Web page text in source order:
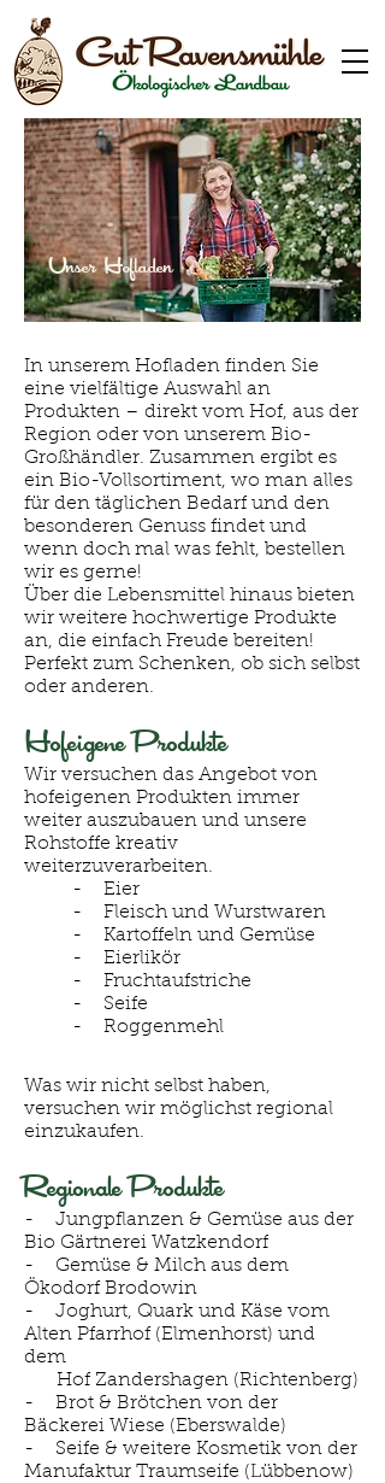
Unser Hofladen
In unserem Hofladen finden Sie
eine vielfältige Auswahl an
Produkten – direkt vom Hof, aus der
Region oder von unserem Bio-
Großhändler. Zusammen ergibt es
ein Bio-Vollsortiment, wo man alles
für den täglichen Bedarf und den
besonderen Genuss findet und
wenn doch mal was fehlt, bestellen
wir es gerne!
Über die Lebensmittel hinaus bieten
wir weitere hochwertige Produkte
an, die einfach Freude bereiten!
Perfekt zum Schenken, ob sich selbst
oder anderen.
Hofeigene Produkte
Wir versuchen das Angebot von
hofeigenen Produkten immer
weiter auszubauen und unsere
Rohstoffe kreativ
weiterzuverarbeiten.
- Eier
- Fleisch und Wurstwaren
- Kartoffeln und Gemüse
- Eierlikör
- Fruchtaufstriche
- Seife
- Roggenmehl
Was wir nicht selbst haben,
versuchen wir möglichst regional
einzukaufen.
Regionale Produkte
- Jungpflanzen & Gemüse aus der
Bio Gärtnerei Watzkendorf
- Gemüse & Milch aus dem
Ökodorf Brodowin
- Joghurt, Quark und Käse vom
Alten Pfarrhof (Elmenhorst) und
dem
Hof Zandershagen (Richtenberg)
- Brot & Brötchen von der
Bäckerei Wiese (Eberswalde)
- Seife & weitere Kosmetik von der
Manufaktur Traumseife (Lübbenow)